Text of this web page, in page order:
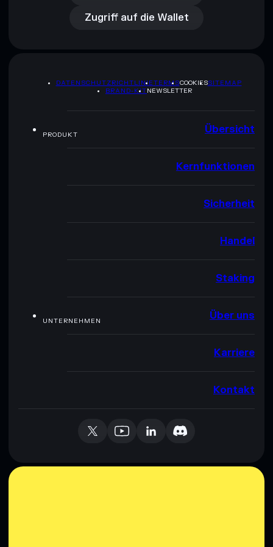
Zugriff auf die Wallet
DATENSCHUTZRICHTLINIETERMSCOOKIESSITEMAP
BRAND-KITNEWSLETTER
PRODUKT Übersicht
Kernfunktionen
Sicherheit
Handel
Staking
UNTERNEHMEN Über uns
Karriere
Kontakt